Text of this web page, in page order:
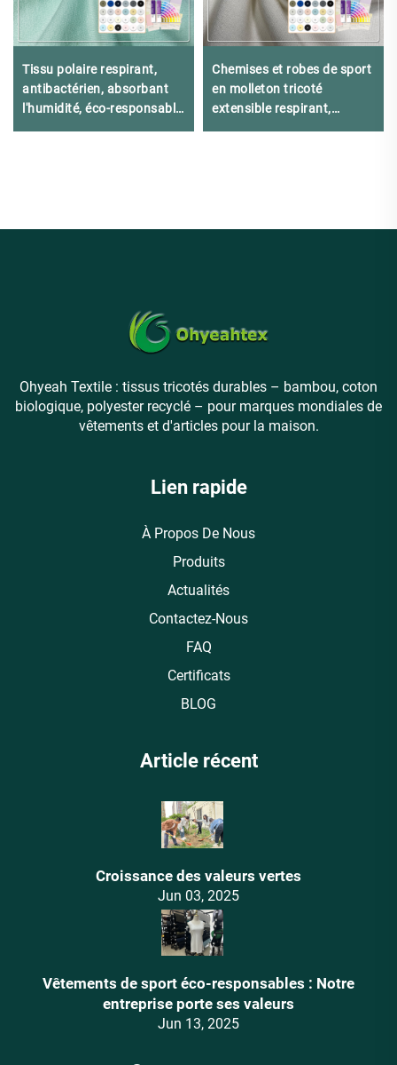
Tissu polaire respirant,
antibactérien, absorbant
l'humidité, éco-responsable
à 67 % en bambou, 28 % en
Chemises et robes de sport
en molleton tricoté
extensible respirant,
antibactérien, écologique et
Ohyeah Textile : tissus tricotés durables – bambou, coton
biologique, polyester recyclé – pour marques mondiales de
vêtements et d'articles pour la maison.
Lien rapide
À Propos De Nous
Produits
Actualités
Contactez-Nous
FAQ
Certificats
BLOG
Article récent
Croissance des valeurs vertes
Jun 03, 2025
Vêtements de sport éco-responsables : Notre
entreprise porte ses valeurs
Jun 13, 2025